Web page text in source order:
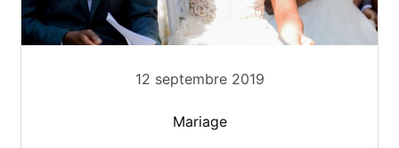
12 septembre 2019
Mariage